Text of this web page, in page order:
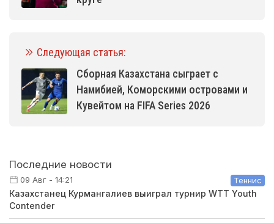
Следующая статья:
Сборная Казахстана сыграет с
Намибией, Коморскими островами и
Кувейтом на FIFA Series 2026
Последние новости
09 Авг - 14:21 Теннис
Казахстанец Курмангалиев выиграл турнир WTT Youth
Contender